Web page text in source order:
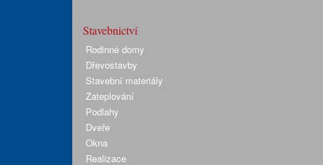
Stavebnictví
Rodinné domy
Dřevostavby
Stavební materiály
Zateplování
Podlahy
Dveře
Okna
Realizace